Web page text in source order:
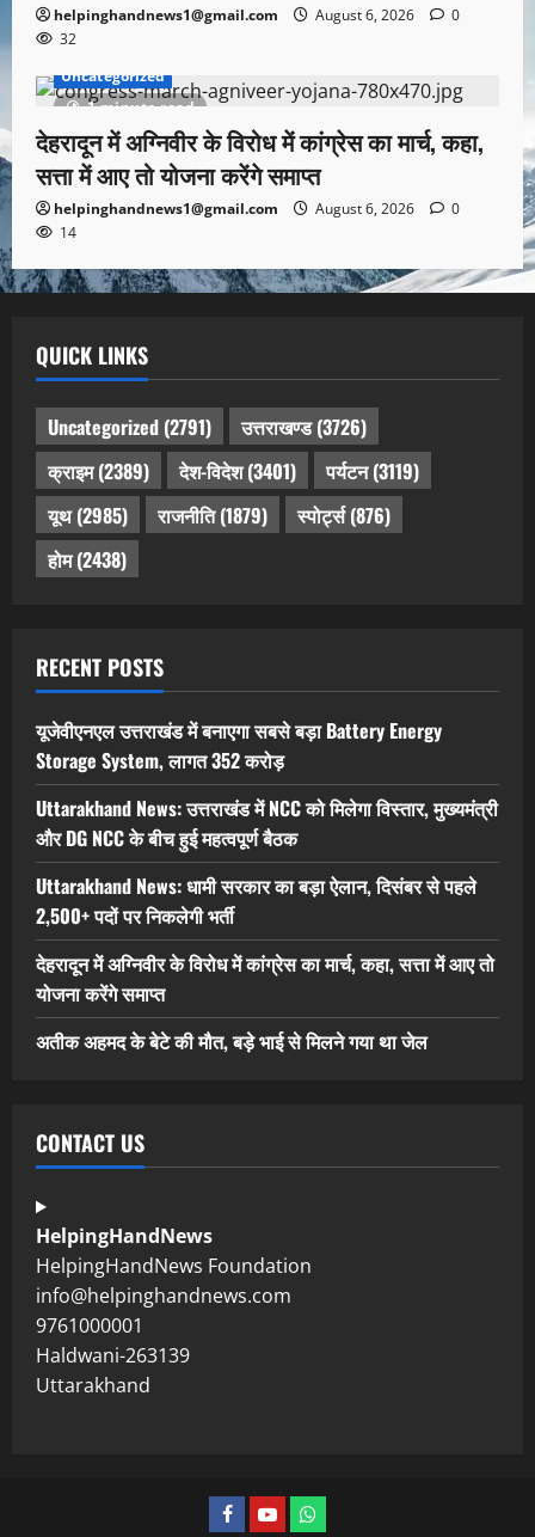
helpinghandnews1@gmail.com August 6, 2026
0
32
1 minute read
Uncategorized
देहरादून में अग्निवीर के विरोध में कांग्रेस का मार्च, कहा,
सत्ता में आए तो योजना करेंगे समाप्त
helpinghandnews1@gmail.com August 6, 2026
0
14
QUICK LINKS
Uncategorized (2791) उत्तराखण्ड(3726)
क्राइम(2389) देश-विदेश(3401) पर्यटन(3119)
यूथ(2985) राजनीति(1879) स्पोर्ट्स(876)
होम(2438)
RECENT POSTS
यूजेवीएनएल उत्तराखंड में बनाएगा सबसे बड़ा Battery Energy
Storage System, लागत 352 करोड़
Uttarakhand News: उत्तराखंड में NCC को मिलेगा विस्तार, मुख्यमंत्री
और DG NCC के बीच हुई महत्वपूर्ण बैठक
Uttarakhand News: धामी सरकार का बड़ा ऐलान, दिसंबर से पहले
2,500+ पदों पर निकलेगी भर्ती
देहरादून में अग्निवीर के विरोध में कांग्रेस का मार्च, कहा, सत्ता में आए तो
योजना करेंगे समाप्त
अतीक अहमद के बेटे की मौत, बड़े भाई से मिलने गया था जेल
CONTACT US
HelpingHandNews
HelpingHandNews Foundation
info@helpinghandnews.com
9761000001
Haldwani-263139
Uttarakhand